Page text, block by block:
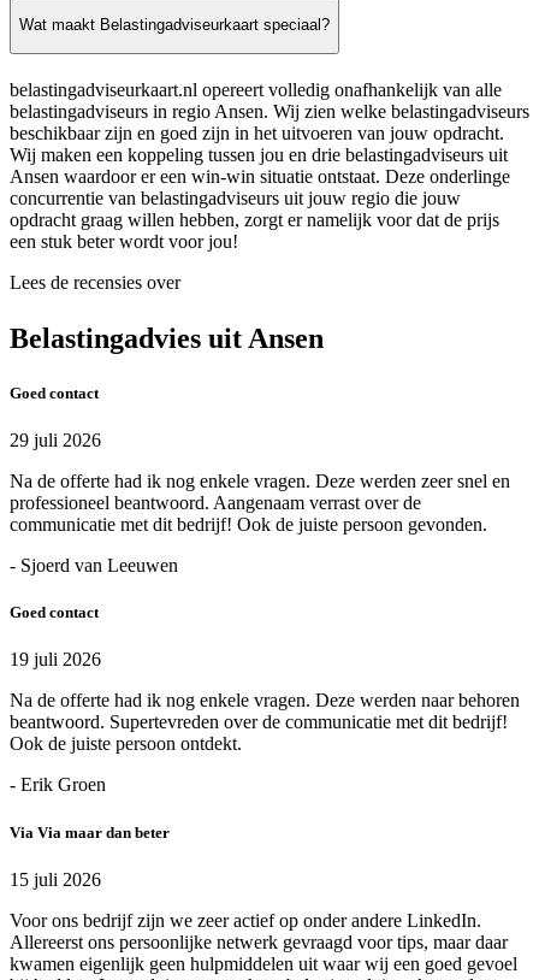
Wat maakt Belastingadviseurkaart speciaal?
belastingadviseurkaart.nl opereert volledig onafhankelijk van alle
belastingadviseurs in regio Ansen. Wij zien welke belastingadviseurs
beschikbaar zijn en goed zijn in het uitvoeren van jouw opdracht.
Wij maken een koppeling tussen jou en drie belastingadviseurs uit
Ansen waardoor er een win-win situatie ontstaat. Deze onderlinge
concurrentie van belastingadviseurs uit jouw regio die jouw
opdracht graag willen hebben, zorgt er namelijk voor dat de prijs
een stuk beter wordt voor jou!
Lees de recensies over
Belastingadvies uit Ansen
Goed contact
29 juli 2026
Na de offerte had ik nog enkele vragen. Deze werden zeer snel en
professioneel beantwoord. Aangenaam verrast over de
communicatie met dit bedrijf! Ook de juiste persoon gevonden.
- Sjoerd van Leeuwen
Goed contact
19 juli 2026
Na de offerte had ik nog enkele vragen. Deze werden naar behoren
beantwoord. Supertevreden over de communicatie met dit bedrijf!
Ook de juiste persoon ontdekt.
- Erik Groen
Via Via maar dan beter
15 juli 2026
Voor ons bedrijf zijn we zeer actief op onder andere LinkedIn.
Allereerst ons persoonlijke netwerk gevraagd voor tips, maar daar
kwamen eigenlijk geen hulpmiddelen uit waar wij een goed gevoel